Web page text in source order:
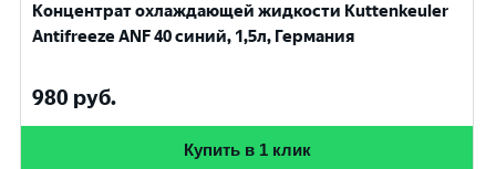
Концентрат охлаждающей жидкости Kuttenkeuler
Antifreeze ANF 40 синий, 1,5л, Германия
980 руб.
Купить в 1 клик